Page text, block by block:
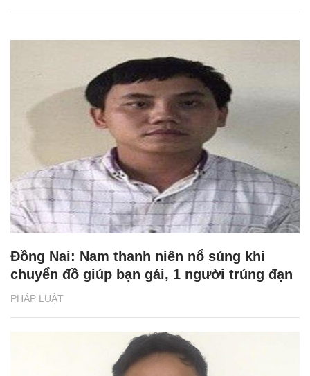
PHÁP LUẬT
Đồng Nai: Nam thanh niên nổ súng khi
chuyển đồ giúp bạn gái, 1 người trúng đạn